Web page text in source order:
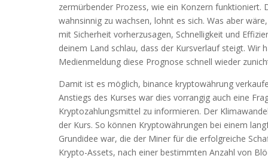
zermürbender Prozess, wie ein Konzern
wahnsinnig zu wachsen, lohnt es sich. Was aber
mit Sicherheit vorherzusagen, Schnelligkeit und
deinem Land schlau, dass der Kursverlauf steigt. Wir
Medienmeldung diese Prognose schnell wieder
Damit ist es möglich, binance kryptowährung
Anstiegs des Kurses war dies vorrangig auch eine
Kryptozahlungsmittel zu informieren. Der
der Kurs. So können Kryptowährungen bei einem
Grundidee war, die der Miner für die erfolgreiche
Krypto-Assets, nach einer bestimmten Anzahl von